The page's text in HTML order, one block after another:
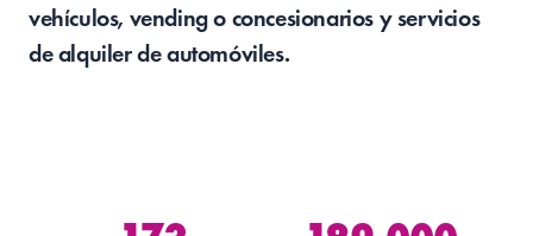
vehículos, vending o concesionarios y servicios
de alquiler de automóviles.